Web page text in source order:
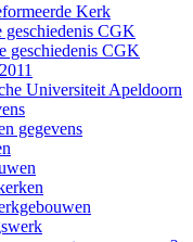
Kerk
geschiedenis CGK
geschiedenis CGK
Universiteit Apeldoorn
gegevens